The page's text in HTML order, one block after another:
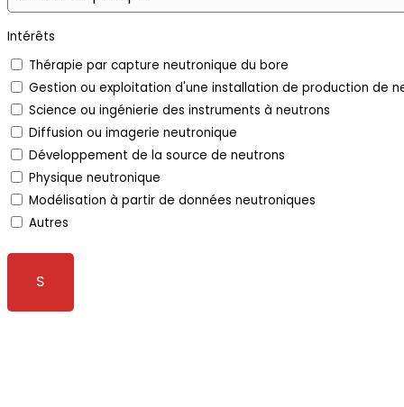
Intérêts
Thérapie par capture neutronique du bore
Gestion ou exploitation d'une installation de production de
Science ou ingénierie des instruments à neutrons
Diffusion ou imagerie neutronique
Développement de la source de neutrons
Physique neutronique
Modélisation à partir de données neutroniques
Autres